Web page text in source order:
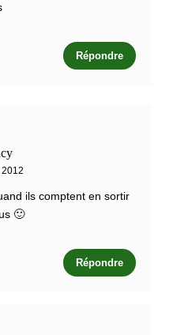
Répondre
ils comptent en sortir
🙂
Répondre